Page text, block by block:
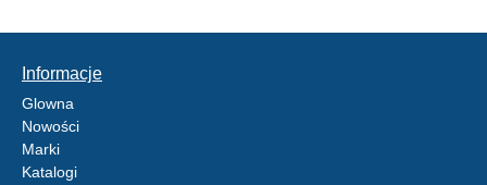
Informacje
Glowna
Nowości
Marki
Katalogi